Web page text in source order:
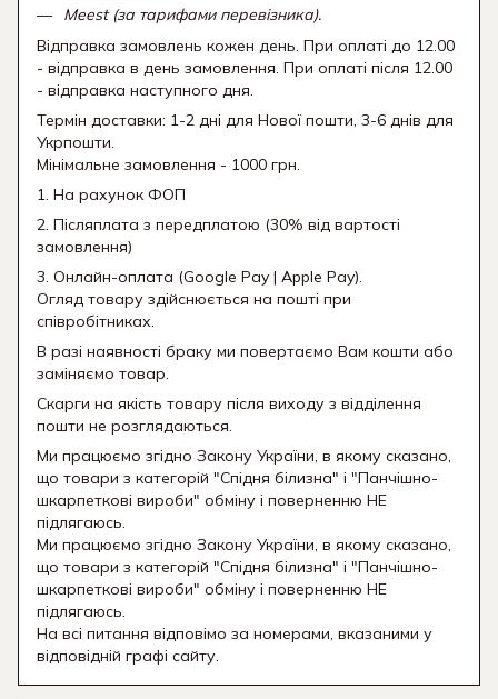
Meest (за тарифами перевізника).
Відправка замовлень кожен день. При оплаті до 12.00
- відправка в день замовлення. При оплаті після 12.00
- відправка наступного дня.
Термін доставки: 1-2 дні для Нової пошти, 3-6 днів для
Укрпошти.
Мінімальне замовлення - 1000 грн.
1. На рахунок ФОП
2. Післяплата з передплатою (30% від вартості
замовлення)
3. Онлайн-оплата (Google Pay | Apple Pay).
Огляд товару здійснюється на пошті при
співробітниках.
В разі наявності браку ми повертаємо Вам кошти або
заміняємо товар.
Скарги на якість товару після виходу з відділення
пошти не розглядаються.
Ми працюємо згідно Закону України, в якому сказано,
що товари з категорій "Спідня білизна" і "Панчішно-
шкарпеткові вироби" обміну і поверненню НЕ
підлягаюсь.
Ми працюємо згідно Закону України, в якому сказано,
що товари з категорій "Спідня білизна" і "Панчішно-
шкарпеткові вироби" обміну і поверненню НЕ
підлягаюсь.
На всі питання відповімо за номерами, вказаними у
відповідній графі сайту.